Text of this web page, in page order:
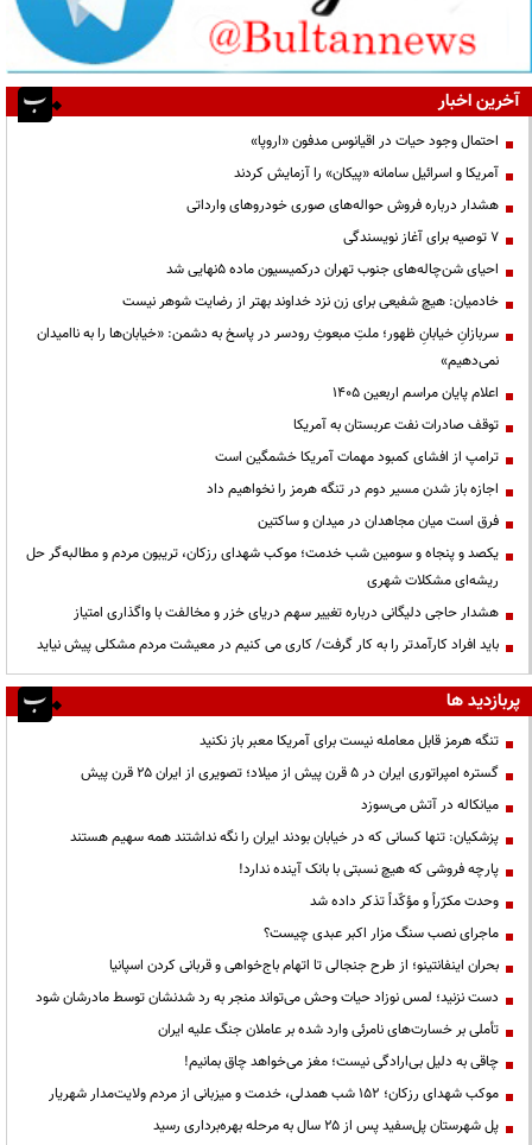
آخرین اخبار
احتمال وجود حیات در اقیانوس مدفون «اروپا»
آمریکا و اسرائیل سامانه «پیکان» را آزمایش کردند
هشدار درباره فروش حواله‌های صوری خودروهای وارداتی
۷ توصیه برای آغاز نویسندگی
احیای شن‌چاله‌های جنوب تهران درکمیسیون ماده ۵نهایی شد
خادمیان: هیچ شفیعی برای زن نزد خداوند بهتر از رضایت شوهر نیست
سربازانِ خیابانِ ظهور؛ ملتِ مبعوثِ رودسر در پاسخ به دشمن: «خیابان‌ها را به ناامیدان
نمی‌دهیم»
اعلام پایان مراسم اربعین ۱۴۰۵
توقف صادرات نفت عربستان به آمریکا
ترامپ از افشای کمبود مهمات آمریکا خشمگین است
اجازه باز شدن مسیر دوم در تنگه هرمز را نخواهیم داد
فرق است میان مجاهدان در میدان و ساکتین
یکصد و پنجاه و سومین شب خدمت؛ موکب شهدای رزکان، تریبون مردم و مطالبه‌گر حل
ریشه‌ای مشکلات شهری
هشدار حاجی دلیگانی درباره تغییر سهم دریای خزر و مخالفت با واگذاری امتیاز
باید افراد کارآمدتر را به کار گرفت/ کاری می کنیم در معیشت مردم مشکلی پیش نیاید
پربازدید ها
تنگه هرمز قابل معامله نیست برای آمریکا معبر باز نکنید
گستره امپراتوری ایران در ۵ قرن پیش از میلاد؛ تصویری از ایران ۲۵ قرن پیش
میانکاله در آتش می‌سوزد
پزشکیان: تنها کسانی که در خیابان بودند ایران را نگه نداشتند همه سهیم هستند
پارچه فروشی که هیچ نسبتی با بانک آینده ندارد!
وحدت مکرّراً و مؤکّداً تذکر داده شد
ماجرای نصب سنگ مزار اکبر عبدی چیست؟
بحران اینفانتینو؛ از طرح جنجالی تا اتهام باج‌خواهی و قربانی کردن اسپانیا
دست نزنید؛ لمس نوزاد حیات وحش می‌تواند منجر به رد شدنشان توسط مادرشان شود
تأملی بر خسارت‌های نامرئی وارد شده بر عاملان جنگ علیه ایران
چاقی به دلیل بی‌ارادگی نیست؛ مغز می‌خواهد چاق بمانیم!
موکب شهدای رزکان؛ ۱۵۲ شب همدلی، خدمت و میزبانی از مردم ولایت‌مدار شهریار
پل شهرستان پل‌سفید پس از ۲۵ سال به مرحله بهره‌برداری رسید